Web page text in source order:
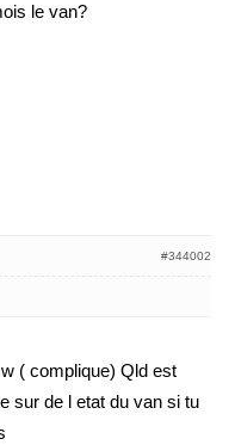
le van?
#344002
( complique) Qld est
sur de l etat du van si tu